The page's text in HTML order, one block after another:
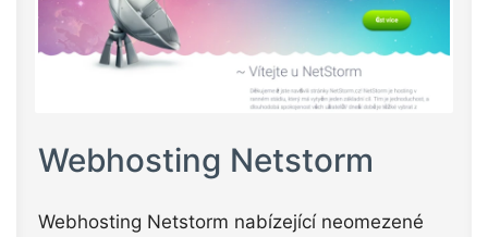
Webhosting Netstorm
Webhosting Netstorm nabízející neomezené